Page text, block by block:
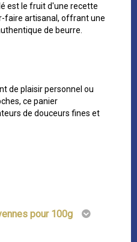
est le fruit d'une recette
faire artisanal, offrant une
de beurre.
de plaisir personnel ou
ce panier
de douceurs fines et
pour 100g